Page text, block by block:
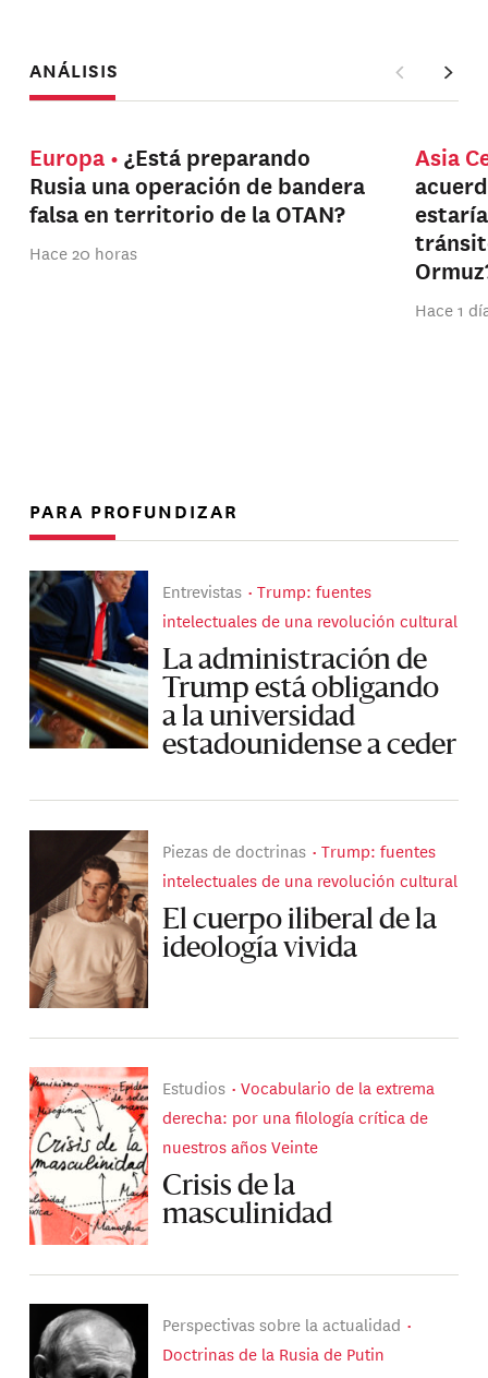
ANÁLISIS
Europa
¿Está preparando
Rusia una operación de bandera
falsa en territorio de la OTAN?
Hace 20 horas
Asia
Hace 1
PARA PROFUNDIZAR
Entrevistas
Trump: fuentes
intelectuales de una revolución cultural
La administración de
Trump está obligando
a la universidad
estadounidense a ceder
Piezas de doctrinas
Trump: fuentes
intelectuales de una revolución cultural
El cuerpo iliberal de la
ideología vivida
Estudios
Vocabulario de la extrema
derecha: por una filología crítica de
nuestros años Veinte
Crisis de la
masculinidad
Perspectivas sobre la actualidad
Doctrinas de la Rusia de Putin